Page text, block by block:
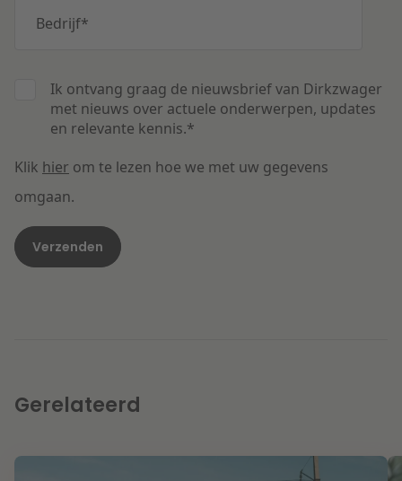
Bedrijf*
Ik ontvang graag de nieuwsbrief van Dirkzwager
met nieuws over actuele onderwerpen, updates
en relevante kennis.*
Klik hier om te lezen hoe we met uw gegevens
omgaan.
Gerelateerd